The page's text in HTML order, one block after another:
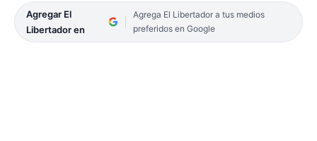
Agregar El
Libertador en
Agrega El Libertador a tus medios
preferidos en Google